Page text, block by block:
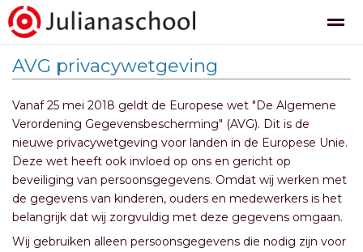
Nieuws Agenda Pagina's Foto's
AVG privacywetgeving
Vanaf 25 mei 2018 geldt de Europese wet "De Algemene
Verordening Gegevensbescherming" (AVG). Dit is de
nieuwe privacywetgeving voor landen in de Europese Unie.
Deze wet heeft ook invloed op ons en gericht op
beveiliging van persoonsgegevens. Omdat wij werken met
de gegevens van kinderen, ouders en medewerkers is het
belangrijk dat wij zorgvuldig met deze gegevens omgaan.
Wij gebruiken alleen persoonsgegevens die nodig zijn voor